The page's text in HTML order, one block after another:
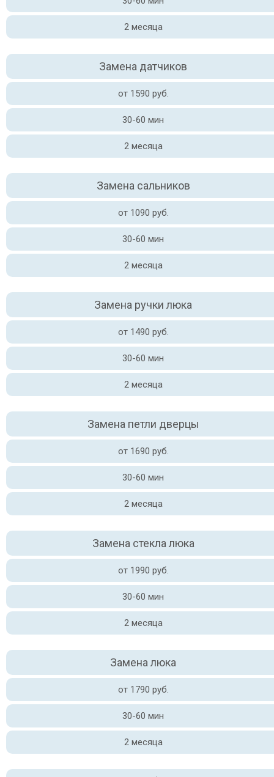
2 месяца
Замена датчиков
от 1590 руб.
30-60 мин
2 месяца
Замена сальников
от 1090 руб.
30-60 мин
2 месяца
Замена ручки люка
от 1490 руб.
30-60 мин
2 месяца
Замена петли дверцы
от 1690 руб.
30-60 мин
2 месяца
Замена стекла люка
от 1990 руб.
30-60 мин
2 месяца
Замена люка
от 1790 руб.
30-60 мин
2 месяца